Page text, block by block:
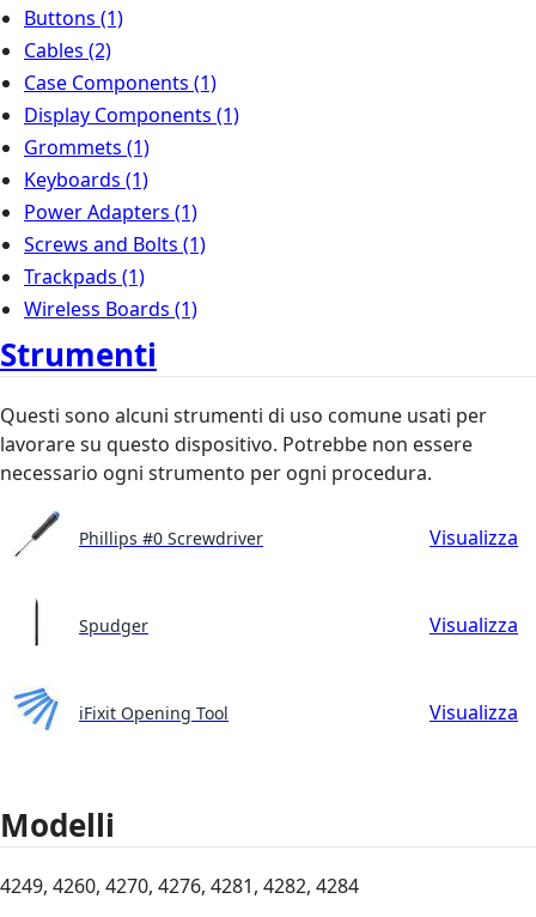
Buttons (1)
Cables (2)
Case Components (1)
Display Components (1)
Grommets (1)
Keyboards (1)
Power Adapters (1)
Screws and Bolts (1)
Trackpads (1)
Wireless Boards (1)
Strumenti
Questi sono alcuni strumenti di uso comune usati per
lavorare su questo dispositivo. Potrebbe non essere
necessario ogni strumento per ogni procedura.
Phillips #0 Screwdriver Visualizza
Spudger Visualizza
iFixit Opening Tool Visualizza
Modelli
4249, 4260, 4270, 4276, 4281, 4282, 4284